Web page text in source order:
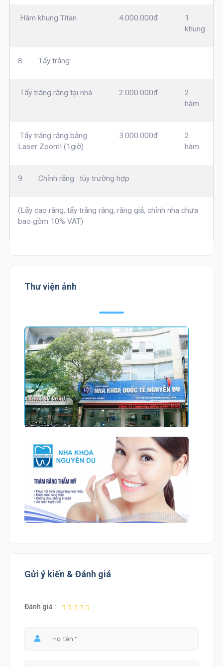
Hàm khung Titan 4.000.000đ
1
khung
8 Tẩy trắng:
Tẩy trắng răng tại nhà 2.000.000đ
2
hàm
Tẩy trắng răng bằng
Laser Zoom! (1giờ)
3.000.000đ
2
hàm
9 Chỉnh răng : tùy trường hợp
(Lấy cao răng, tẩy trắng răng, răng giả, chỉnh nha chưa
bao gồm 10% VAT)
Thư viện ảnh
Gửi ý kiến & Đánh giá
Đánh giá :